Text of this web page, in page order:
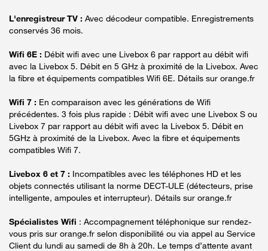
L'enregistreur TV : Avec décodeur compatible. Enregistrements
conservés 36 mois.
Wifi 6E : Débit wifi avec une Livebox 6 par rapport au débit wifi
avec la Livebox 5. Débit en 5 GHz à proximité de la Livebox. Avec
la fibre et équipements compatibles Wifi 6E. Détails sur orange.fr
Wifi 7 : En comparaison avec les générations de Wifi
précédentes. 3 fois plus rapide : Débit wifi avec une Livebox S ou
Livebox 7 par rapport au débit wifi avec la Livebox 5. Débit en
5GHz à proximité de la Livebox. Avec la fibre et équipements
compatibles Wifi 7.
Livebox 6 et 7 : Incompatibles avec les téléphones HD et les
objets connectés utilisant la norme DECT-ULE (détecteurs, prise
intelligente, ampoules et interrupteur). Détails sur orange.fr
Spécialistes Wifi : Accompagnement téléphonique sur rendez-
vous pris sur orange.fr selon disponibilité ou via appel au Service
Client du lundi au samedi de 8h à 20h. Le temps d’attente avant